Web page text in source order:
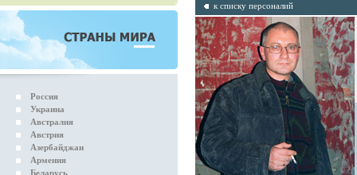
Россия
Украина
Австралия
Австрия
Азербайджан
Армения
Беларусь
к списку персоналий